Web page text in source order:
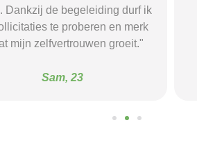
leuke dingen onderneem; de
begeleiding past echt bij wat ik
nodig heb."